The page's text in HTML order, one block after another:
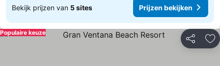
Bekijk prijzen van 5 sites Prijzen bekijken
Delen
Populaire keuze